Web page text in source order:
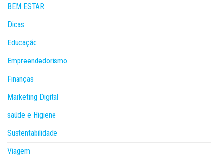
BEM ESTAR
Dicas
Educação
Empreendedorismo
Finanças
Marketing Digital
saúde e Higiene
Sustentabilidade
Viagem